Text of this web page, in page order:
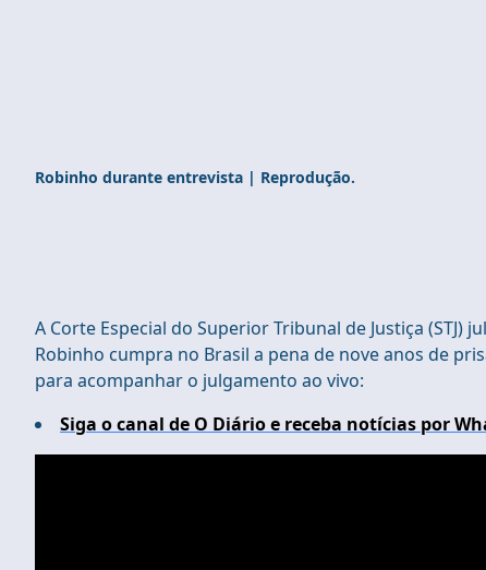
Robinho durante entrevista | Reprodução.
A Corte Especial do Superior Tribunal de Justiça
Robinho cumpra no Brasil a pena de nove anos de
para acompanhar o julgamento ao vivo:
Siga o canal de O Diário e receba notícias por